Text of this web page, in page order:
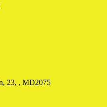
23, , MD2075